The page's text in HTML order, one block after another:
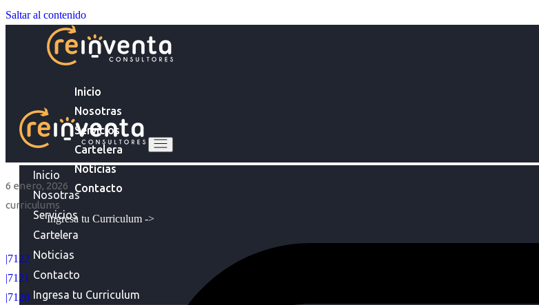
Saltar al contenido
Inicio
Nosotras
Servicios
Cartelera
Noticias
Contacto
Ingresa tu Curriculum ->
Inicio
Nosotras
Servicios
Cartelera
Noticias
Contacto
Ingresa tu Curriculum
6 enero, 2026
curriculums
|7122
|7121
|7120